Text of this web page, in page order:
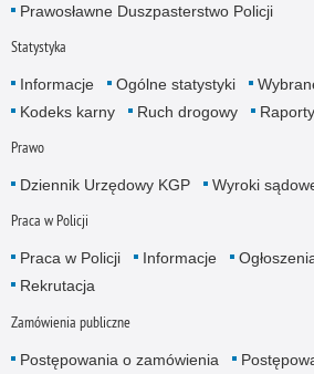
Prawosławne Duszpasterstwo Policji
Statystyka
Informacje Ogólne statystyki
Kodeks karny
Ruch drogowy Raporty
Prawo
Dziennik Urzędowy KGP Wyroki
Praca w Policji
Praca w Policji Informacje
Rekrutacja
Zamówienia publiczne
Postępowania o zamówienia